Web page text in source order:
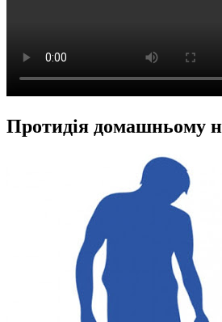
Протидія домашньому